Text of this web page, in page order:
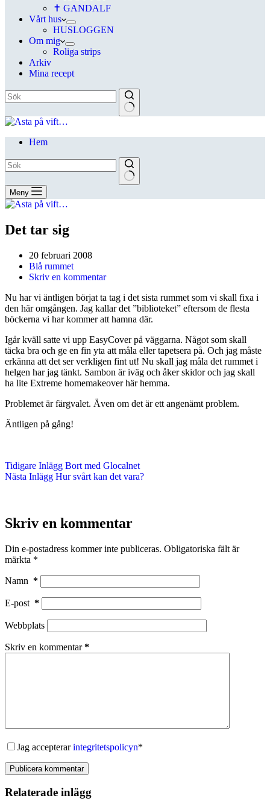
✝ GANDALF
Vårt hus
HUSLOGGEN
Om mig
Roliga strips
Arkiv
Mina recept
Hem
Meny
Det tar sig
20 februari 2008
Blå rummet
Skriv en kommentar
Nu har vi äntligen börjat ta tag i det sista rummet som vi skall fixa i
den här omgången. Jag kallar det ”biblioteket” eftersom de flesta
böckerna vi har kommer att hamna där.
Igår kväll satte vi upp EasyCover på väggarna. Något som skall
täcka bra och ge en fin yta att måla eller tapetsera på. Och jag måste
erkänna att det ser verkligen fint ut! Nu skall jag måla det rummet i
helgen har jag tänkt. Sambon är iväg och åker skidor och jag skall
ha lite Extreme homemakeover här hemma.
Problemet är färgvalet. Även om det är ett angenämt problem.
Äntligen på gång!
Tidigare Inlägg Bort med Glocalnet
Nästa Inlägg Hur svårt kan det vara?
Skriv en kommentar
Din e-postadress kommer inte publiceras. Obligatoriska fält är
märkta *
Namn *
E-post *
Webbplats
Skriv en kommentar*
Jag accepterarintegritetspolicyn*
Publicera kommentar
Relaterade inlägg